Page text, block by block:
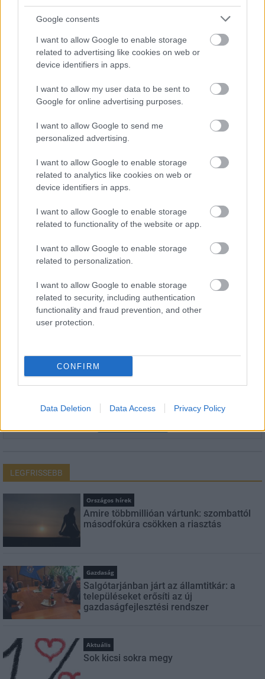
Google consents
I want to allow Google to enable storage
related to advertising like cookies on web or
device identifiers in apps.
I want to allow my user data to be sent to
Google for online advertising purposes.
I want to allow Google to send me
personalized advertising.
I want to allow Google to enable storage
related to analytics like cookies on web or
device identifiers in apps.
I want to allow Google to enable storage
related to functionality of the website or app.
I want to allow Google to enable storage
related to personalization.
I want to allow Google to enable storage
related to security, including authentication
functionality and fraud prevention, and other
user protection.
CONFIRM
Data Deletion Data Access Privacy Policy
M1 bővítés: már zajlik a teljesen új
Bicske Kelet csomópont építése
csomópont épül Angyalföldön
Másfélszeresére bővítik
Hódmezővásárhely jó hírű református
Feliratkozom a hírlevélre és elfogadom azadatvédelmi
LEGFRISSEBB
Országos hírek
Amire többmillióan vártunk: szombattól
másodfokúra csökken a riasztás
Gazdaság
Salgótarjánban járt az államtitkár: a
településeket erősíti az új
gazdaságfejlesztési rendszer
Aktuális
Sok kicsi sokra megy